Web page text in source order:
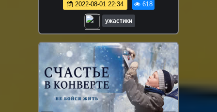
2022-08-01 22:34 618
ужастики